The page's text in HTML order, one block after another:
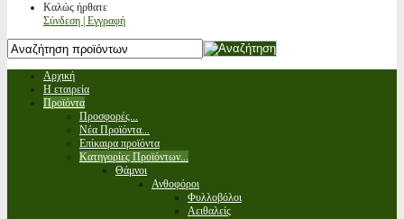
Καλώς ήρθατε
Σύνδεση | Εγγραφή
Αρχική
Η εταιρεία
Προϊόντα
Προσφορές...
Νέα Προϊόντα...
Επίκαιρα προϊόντα
Κατηγορίες Προϊόντων...
Θάμνοι
Ανθοφόροι
Φυλλοβόλοι
Αειθαλείς